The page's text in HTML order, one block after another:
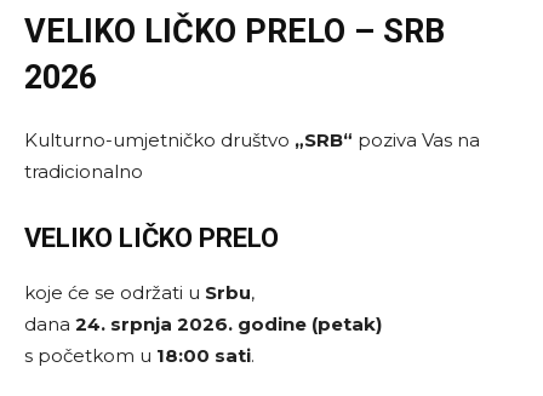
VELIKO LIČKO PRELO – SRB
2026
Kulturno-umjetničko društvo „SRB“ poziva Vas na
tradicionalno
VELIKO LIČKO PRELO
koje će se održati u Srbu,
dana 24. srpnja 2026. godine (petak)
s početkom u 18:00 sati.